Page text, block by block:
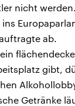
nicht
ab.
gibt,
Getränke